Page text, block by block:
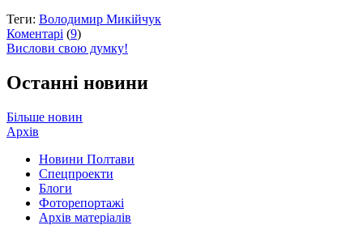
Теги: Володимир Микійчук
Коментарі (9)
Вислови свою думку!
Останні новини
Більше новин
Архів
Новини Полтави
Спецпроекти
Блоги
Фоторепортажі
Архів матеріалів